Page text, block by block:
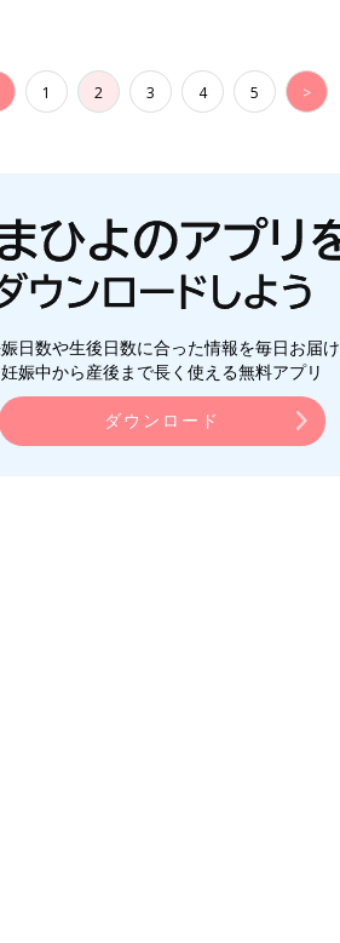
1 2 3 4 5 >
日数や生後日数に合った情報を毎日お届け
妊娠中から産後まで長く使える無料アプリ
ダウンロード